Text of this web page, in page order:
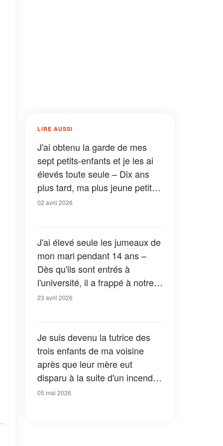
LIRE AUSSI
J'ai obtenu la garde de mes
sept petits-enfants et je les ai
élevés toute seule – Dix ans
plus tard, ma plus jeune petite-
fille m'a remis une boîte qui m'a
02 avril 2026
J'ai élevé seule les jumeaux de
mon mari pendant 14 ans –
Dès qu'ils sont entrés à
l'université, il a frappé à notre
porte et m'a laissée sans voix
23 avril 2026
Je suis devenu la tutrice des
trois enfants de ma voisine
après que leur mère eut
disparu à la suite d'un incendie
– Dix ans plus tard, j'ai appris
05 mai 2026